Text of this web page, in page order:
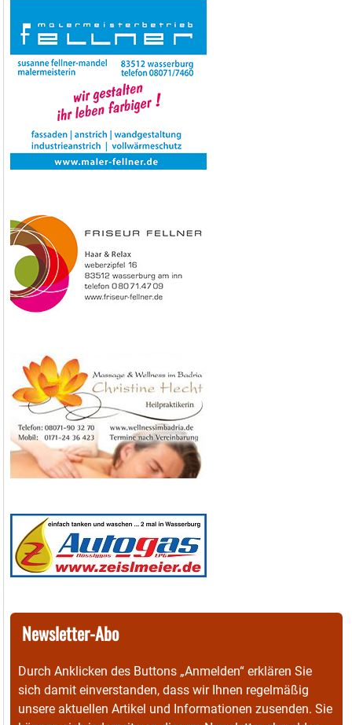
Newsletter-Abo
Durch Anklicken des Buttons „Anmelden“ erklären Sie
sich damit einverstanden, dass wir Ihnen regelmäßig
unsere aktuellen Artikel und Informationen zusenden. Sie